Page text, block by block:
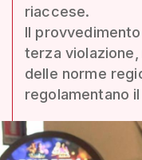
riaccese.
Il
terza violazione,
delle norme
regolamentano